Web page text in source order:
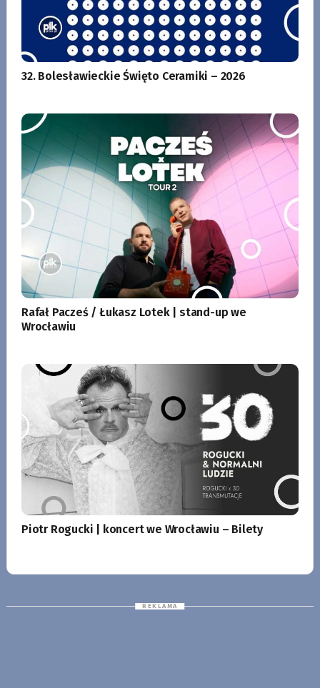
32. Bolesławieckie Święto Ceramiki – 2026
Rafał Pacześ / Łukasz Lotek | stand-up we
Wrocławiu
Piotr Rogucki | koncert we Wrocławiu – Bilety